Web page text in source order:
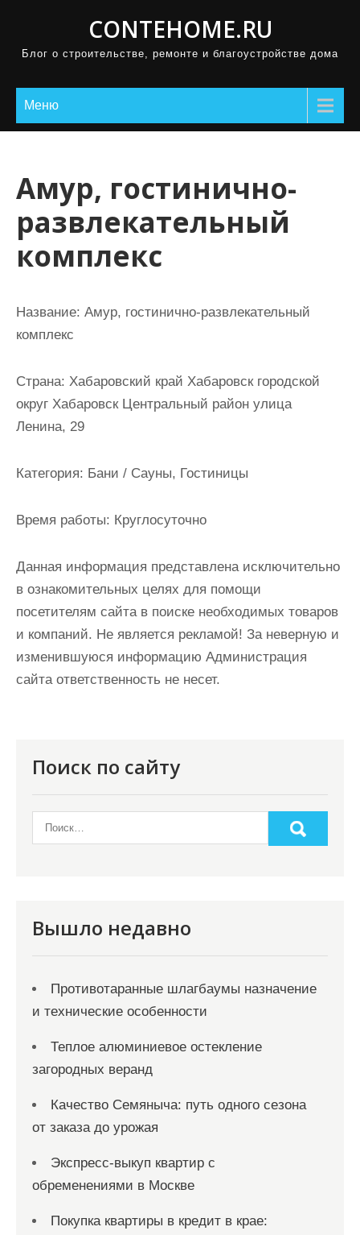
CONTEHOME.RU
Блог о строительстве, ремонте и благоустройстве дома
Меню
Амур, гостинично-
развлекательный
комплекс
Название: Амур, гостинично-развлекательный
комплекс
Страна: Хабаровский край Хабаровск городской
округ Хабаровск Центральный район улица
Ленина, 29
Категория: Бани / Сауны, Гостиницы
Время работы: Круглосуточно
Данная информация представлена исключительно
в ознакомительных целях для помощи
посетителям сайта в поиске необходимых товаров
и компаний. Не является рекламой! За неверную и
изменившуюся информацию Администрация
сайта ответственность не несет.
Поиск по сайту
Вышло недавно
Противотаранные шлагбаумы назначение
и технические особенности
Теплое алюминиевое остекление
загородных веранд
Качество Семяныча: путь одного сезона
от заказа до урожая
Экспресс-выкуп квартир с
обременениями в Москве
Покупка квартиры в кредит в крае: